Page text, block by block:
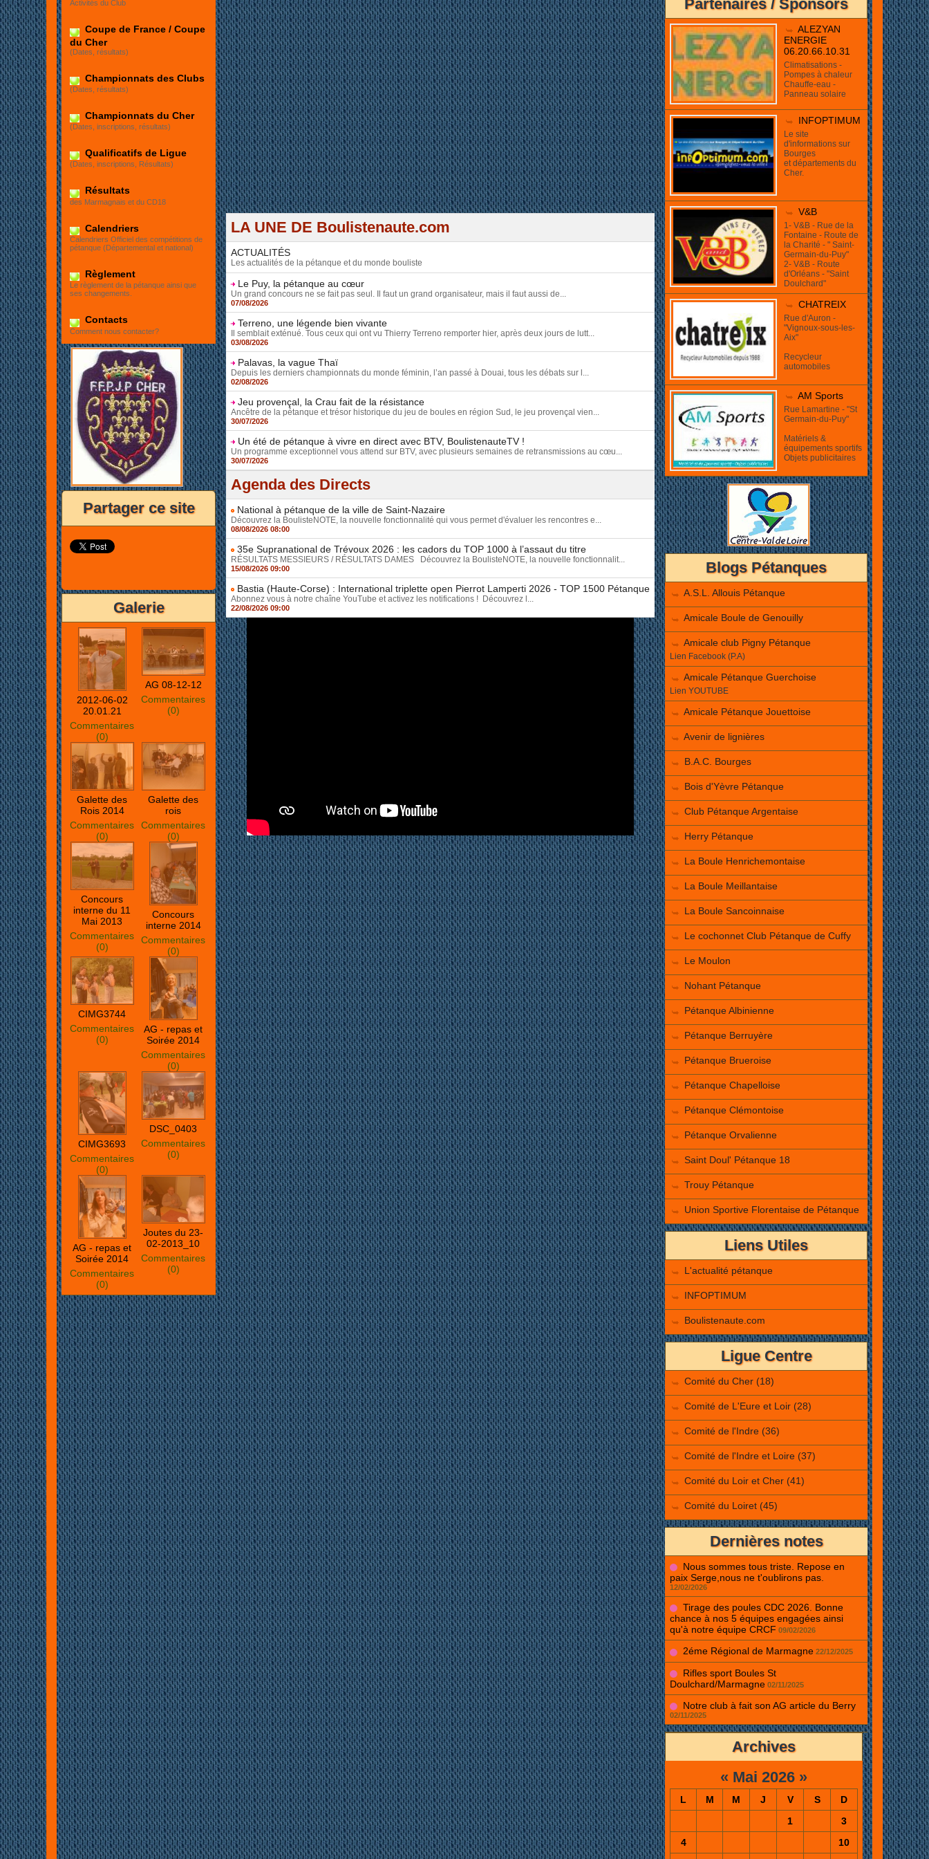
Et plein de résultats à la pétanque!
Activités du Club
Coupe de France / Coupe
du Cher
(Dates, résultats)
Championnats des Clubs
(Dates, résultats)
Championnats du Cher
(Dates, inscriptions, résultats)
Qualificatifs de Ligue
(Dates, inscriptions, Résultats)
Résultats
des Marmagnais et du CD18
Calendriers
Calendriers Officiel des compétitions de
pétanque (Départemental et national)
Règlement
Le règlement de la pétanque ainsi que
ses changements.
Contacts
Comment nous contacter?
Partager ce site
Galerie
2012-06-02
20.01.21
Commentaires
(0)
AG 08-12-12
Commentaires
(0)
Galette des
Rois 2014
Commentaires
(0)
Galette des
rois
Commentaires
(0)
Concours
interne du 11
Mai 2013
Commentaires
(0)
Concours
interne 2014
Commentaires
(0)
CIMG3744
Commentaires
(0)
AG - repas et
Soirée 2014
Commentaires
(0)
CIMG3693
Commentaires
(0)
DSC_0403
Commentaires
(0)
AG - repas et
Soirée 2014
Commentaires
(0)
Joutes du 23-
02-2013_10
Commentaires
(0)
LA UNE DE Boulistenaute.com
ACTUALITÉS
Les actualités de la pétanque et du monde bouliste
Le Puy, la pétanque au cœur
Un grand concours ne se fait pas seul. Il faut un grand organisateur, mais il faut aussi de...
07/08/2026
Terreno, une légende bien vivante
Il semblait exténué. Tous ceux qui ont vu Thierry Terreno remporter hier, après deux jours de lutt...
03/08/2026
Palavas, la vague Thaï
Depuis les derniers championnats du monde féminin, l’an passé à Douai, tous les débats sur l...
02/08/2026
Jeu provençal, la Crau fait de la résistance
Ancêtre de la pétanque et trésor historique du jeu de boules en région Sud, le jeu provençal vien...
30/07/2026
Un été de pétanque à vivre en direct avec BTV, BoulistenauteTV !
Un programme exceptionnel vous attend sur BTV, avec plusieurs semaines de retransmissions au cœu...
30/07/2026
Agenda des Directs
National à pétanque de la ville de Saint-Nazaire
Découvrez la BoulisteNOTE, la nouvelle fonctionnalité qui vous permet d'évaluer les rencontres e...
08/08/2026 08:00
35e Supranational de Trévoux 2026 : les cadors du TOP 1000 à l’assaut du titre
RÉSULTATS MESSIEURS / RÉSULTATS DAMES Découvrez la BoulisteNOTE, la nouvelle fonctionnalit...
15/08/2026 09:00
Bastia (Haute-Corse) : International triplette open Pierrot Lamperti 2026 - TOP 1500 Pétanque
Abonnez vous à notre chaîne YouTube et activez les notifications ! Découvrez l...
22/08/2026 09:00
Partenaires / Sponsors
ALEZYAN
ENERGIE
06.20.66.10.31
Climatisations -
Pompes à chaleur
Chauffe-eau -
Panneau solaire
INFOPTIMUM
Le site
d'informations sur
Bourges
et départements du
Cher.
V&B
1- V&B - Rue de la
Fontaine - Route de
la Charité - " Saint-
Germain-du-Puy"
2- V&B - Route
d'Orléans - "Saint
Doulchard"
CHATREIX
Rue d'Auron -
"Vignoux-sous-les-
Aix"
Recycleur
automobiles
AM Sports
Rue Lamartine - "St
Germain-du-Puy"
Matériels &
équipements sportifs
Objets publicitaires
Blogs Pétanques
A.S.L. Allouis Pétanque
Amicale Boule de Genouilly
Amicale club Pigny Pétanque
Lien Facebook (P.A)
Amicale Pétanque Guerchoise
Lien YOUTUBE
Amicale Pétanque Jouettoise
Avenir de lignières
B.A.C. Bourges
Bois d'Yèvre Pétanque
Club Pétanque Argentaise
Herry Pétanque
La Boule Henrichemontaise
La Boule Meillantaise
La Boule Sancoinnaise
Le cochonnet Club Pétanque de Cuffy
Le Moulon
Nohant Pétanque
Pétanque Albinienne
Pétanque Berruyère
Pétanque Brueroise
Pétanque Chapelloise
Pétanque Clémontoise
Pétanque Orvalienne
Saint Doul' Pétanque 18
Trouy Pétanque
Union Sportive Florentaise de Pétanque
Liens Utiles
L'actualité pétanque
INFOPTIMUM
Boulistenaute.com
Ligue Centre
Comité du Cher (18)
Comité de L'Eure et Loir (28)
Comité de l'Indre (36)
Comité de l'Indre et Loire (37)
Comité du Loir et Cher (41)
Comité du Loiret (45)
Dernières notes
Nous sommes tous triste. Repose en
paix Serge,nous ne t'oublirons pas.
12/02/2026
Tirage des poules CDC 2026. Bonne
chance à nos 5 équipes engagées ainsi
qu'à notre équipe CRCF 09/02/2026
2éme Régional de Marmagne 22/12/2025
Rifles sport Boules St
Doulchard/Marmagne 02/11/2025
Notre club à fait son AG article du Berry
02/11/2025
Archives
« Mai 2026 »
L M M J V S
D
1
3
4
10